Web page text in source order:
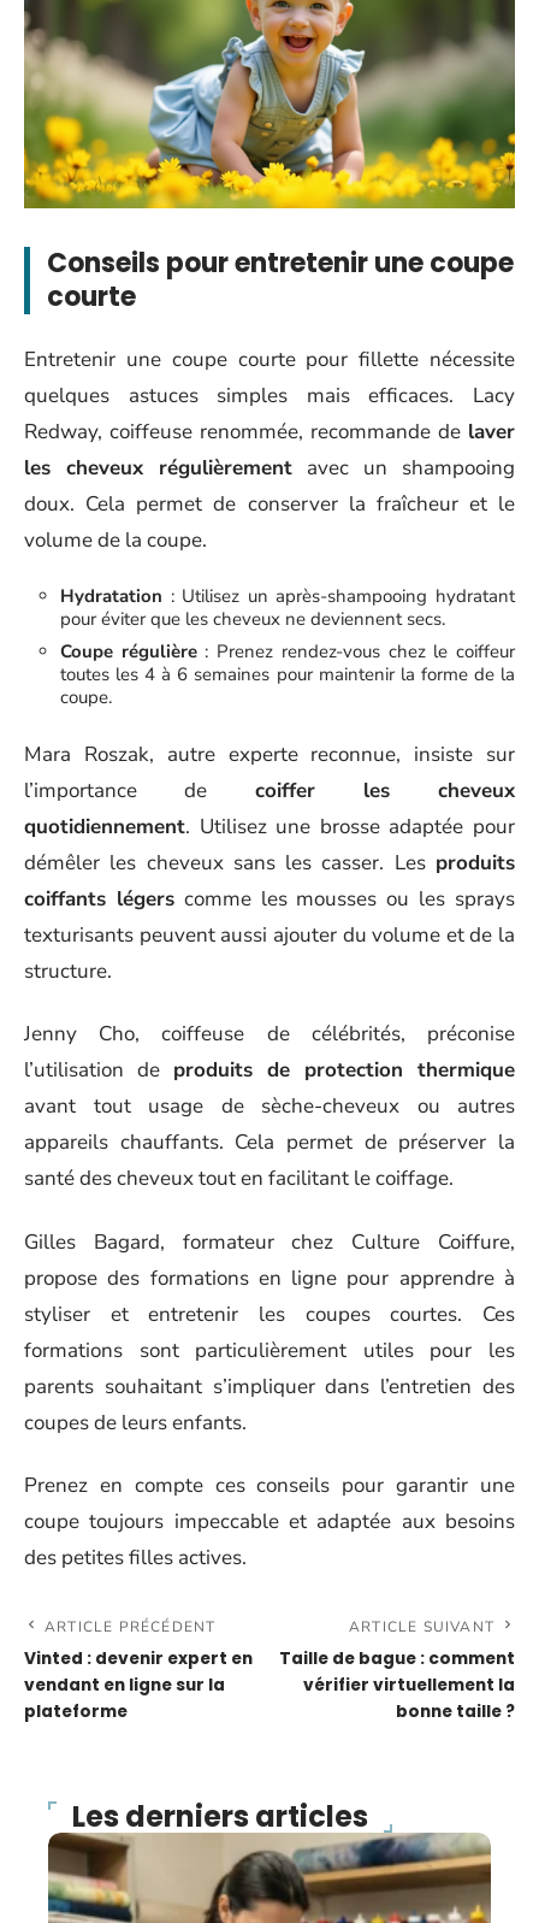
Conseils pour entretenir une coupe
courte
Entretenir une coupe courte pour fillette nécessite
quelques astuces simples mais efficaces. Lacy
Redway, coiffeuse renommée, recommande de laver
les cheveux régulièrement avec un shampooing
doux. Cela permet de conserver la fraîcheur et le
volume de la coupe.
Hydratation : Utilisez un après-shampooing hydratant
pour éviter que les cheveux ne deviennent secs.
Coupe régulière: Prenez rendez-vous chez le coiffeur
toutes les 4 à 6 semaines pour maintenir la forme de la
coupe.
Mara Roszak, autre experte reconnue, insiste sur
l’importance de coiffer les cheveux
quotidiennement. Utilisez une brosse adaptée pour
démêler les cheveux sans les casser. Les produits
coiffants légerscomme les mousses ou les sprays
texturisants peuvent aussi ajouter du volume et de la
structure.
Jenny Cho, coiffeuse de célébrités, préconise
l’utilisation de produits de protection thermique
avant tout usage de sèche-cheveux ou autres
appareils chauffants. Cela permet de préserver la
santé des cheveux tout en facilitant le coiffage.
Gilles Bagard, formateur chez Culture Coiffure,
propose des formations en ligne pour apprendre à
styliser et entretenir les coupes courtes. Ces
formations sont particulièrement utiles pour les
parents souhaitant s’impliquer dans l’entretien des
coupes de leurs enfants.
Prenez en compte ces conseils pour garantir une
coupe toujours impeccable et adaptée aux besoins
des petites filles actives.
ARTICLE PRÉCÉDENT
Vinted : devenir expert en
vendant en ligne sur la
plateforme
ARTICLE SUIVANT
Taille de bague : comment
vérifier virtuellement la
bonne taille ?
Les derniers articles